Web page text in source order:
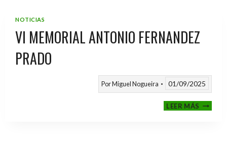
NOTICIAS
VI MEMORIAL ANTONIO FERNANDEZ
PRADO
PorMiguel Nogueira 01/09/2025
LEER MÁSVI